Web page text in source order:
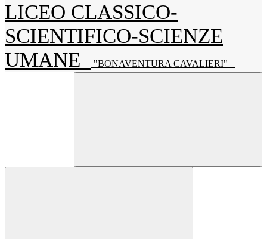
LICEO CLASSICO-
SCIENTIFICO-SCIENZE
UMANE
"BONAVENTURA CAVALIERI"